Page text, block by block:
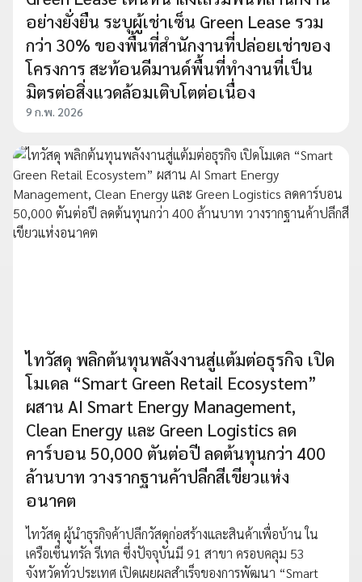
อย่างยั่งยืน ระบุผู้เช่าเซ็น Green Lease รวม
กว่า 30% ของพื้นที่สำนักงานที่ปล่อยเช่าของ
โครงการ สะท้อนดีมานด์พื้นที่ทำงานที่เป็น
มิตรต่อสิ่งแวดล้อมเติบโตต่อเนื่อง
9 ก.พ. 2026
ไทวัสดุ พลิกต้นทุนพลังงานสู่แต้มต่อธุรกิจ เปิด
โมเดล “Smart Green Retail Ecosystem”
ผสาน AI Smart Energy Management,
Clean Energy และ Green Logistics ลด
คาร์บอน 50,000 ตันต่อปี ลดต้นทุนกว่า 400
ล้านบาท วางรากฐานค้าปลีกสีเขียวแห่ง
อนาคต
ไทวัสดุ ผู้นำธุรกิจค้าปลีกวัสดุก่อสร้างและสินค้าเพื่อบ้าน ใน
เครือเซ็นทรัล รีเทล ซึ่งปัจจุบันมี 91 สาขา ครอบคลุม 53
จังหวัดทั่วประเทศ เปิดเผยผลสำเร็จของการพัฒนา “Smart